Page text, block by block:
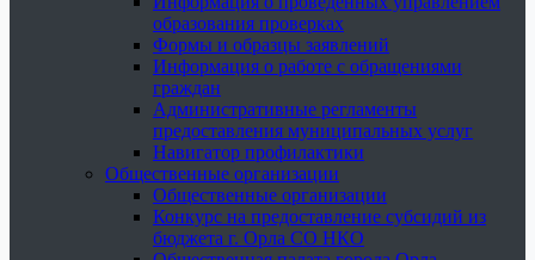
образования проверках
Формы и образцы заявлений
Информация о работе с обращениями
граждан
Административные регламенты
предоставления муниципальных услуг
Навигатор профилактики
Общественные организации
Общественные организации
Конкурс на предоставление субсидий из
бюджета г. Орла СО НКО